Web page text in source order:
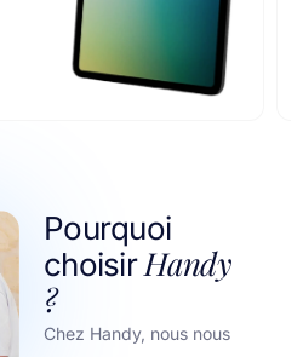
Pourquoi
choisir Handy
?
Chez Handy, nous nous